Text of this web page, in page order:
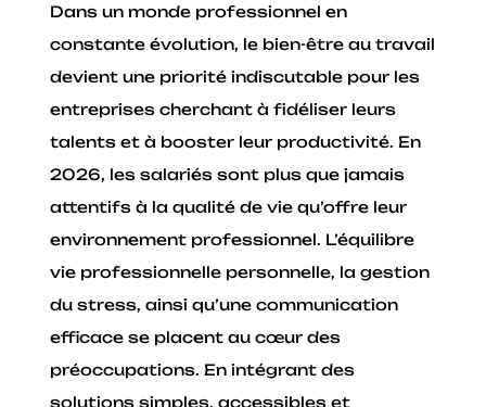
Dans un monde professionnel en
constante évolution, le bien-être au travail
devient une priorité indiscutable pour les
entreprises cherchant à fidéliser leurs
talents et à booster leur productivité. En
2026, les salariés sont plus que jamais
attentifs à la qualité de vie qu’offre leur
environnement professionnel. L’équilibre
vie professionnelle personnelle, la gestion
du stress, ainsi qu’une communication
efficace se placent au cœur des
préoccupations. En intégrant des
solutions simples, accessibles et